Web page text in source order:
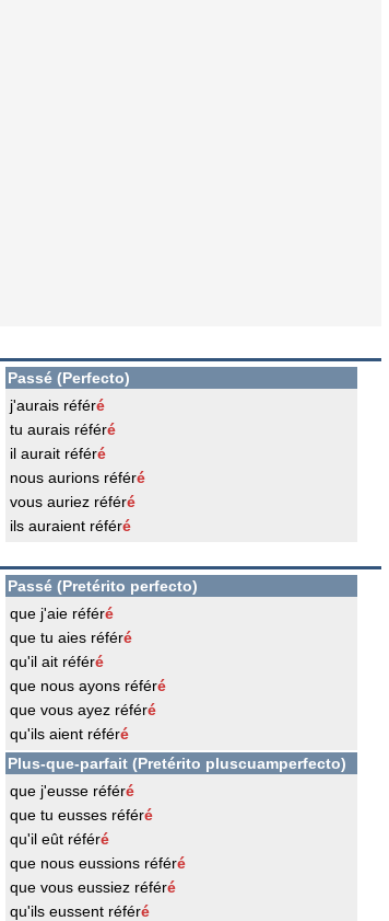
Passé (Perfecto)
j'aurais référé
tu aurais référé
il aurait référé
nous aurions référé
vous auriez référé
ils auraient référé
Passé (Pretérito perfecto)
que j'aie référé
que tu aies référé
qu'il ait référé
que nous ayons référé
que vous ayez référé
qu'ils aient référé
Plus-que-parfait (Pretérito pluscuamperfecto)
que j'eusse référé
que tu eusses référé
qu'il eût référé
que nous eussions référé
que vous eussiez référé
qu'ils eussent référé